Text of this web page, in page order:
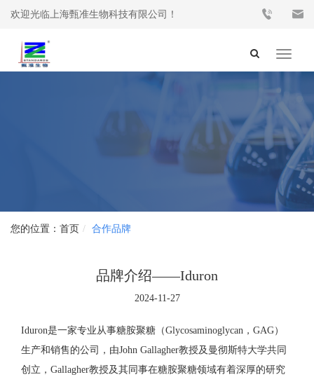
欢迎光临上海甄准生物科技有限公司！
Toggle
首页 合作品牌
品牌介绍——Iduron
2024-11-27
Iduron是一家专业从事糖胺聚糖（Glycosaminoglycan，GAG）
生产和销售的公司，由John Gallagher教授及曼彻斯特大学共同
创立，Gallagher教授及其同事在糖胺聚糖领域有着深厚的研究